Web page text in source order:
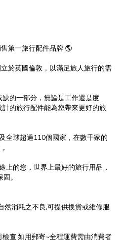
第一旅行配件品牌 🌎
於英國倫敦，以滿足旅人旅行的需
的一部分，無論是工作還是度
的旅行配件能為您帶來更好的旅
全球超過110個國家，在數千家的
上的您，世界上最好的旅行用品，
。
然消耗之不良,可提供換貨或維修服
查,如用郵寄~全程運費需由消費者